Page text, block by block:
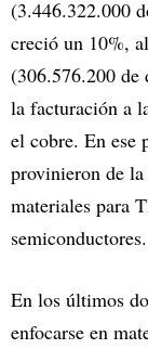
(3.446.322.000
creció un 10%,
(306.576.200 de
la facturación a
el cobre. En ese
provinieron de
materiales para
semiconductores.
En los últimos
enfocarse en